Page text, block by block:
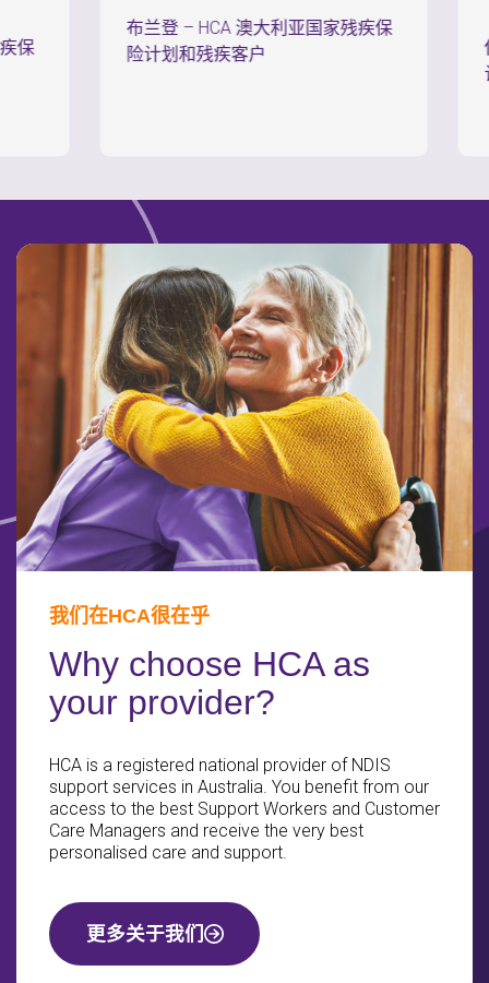
布兰登–HCA 澳大利亚国家残疾保
险计划和残疾客户
计
我们在HCA很在乎
Why choose HCA as
your provider?
HCA is a registered national provider of NDIS
support services in Australia. You benefit from our
access to the best Support Workers and Customer
Care Managers and receive the very best
personalised care and support.
更多关于我们